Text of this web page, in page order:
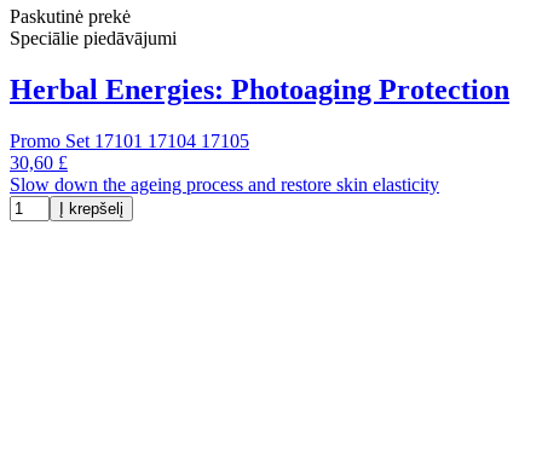
Paskutinė prekė
Speciālie piedāvājumi
Herbal Energies: Photoaging Protection
Promo Set 17101 17104 17105
30,60 £
Slow down the ageing process and restore skin elasticity
Į krepšelį